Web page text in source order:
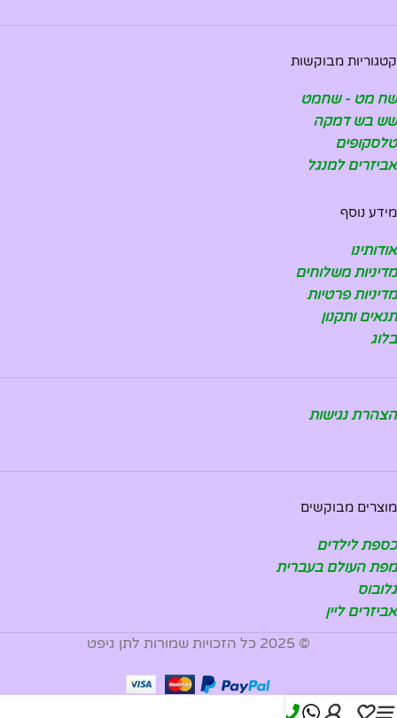
קטגוריות מבוקשות
שח מט - שחמט
שש בש דמקה
טלסקופים
אביזרים למנגל
מידע נוסף
אודותינו
מדיניות משלוחים
מדיניות פרטיות
תנאים ותקנון
בלוג
הצהרת נגישות
מוצרים מבוקשים
כספת לילדים
מפת העולם בעברית
גלובוס
אביזרים ליין
© 2025 כל הזכויות שמורות לתן גיפט